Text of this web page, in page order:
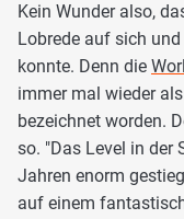
Kein Wunder also,
Lobrede auf sich
konnte. Denn die
immer mal wieder
bezeichnet worden.
so. "Das Level in der
Jahren enorm
auf einem